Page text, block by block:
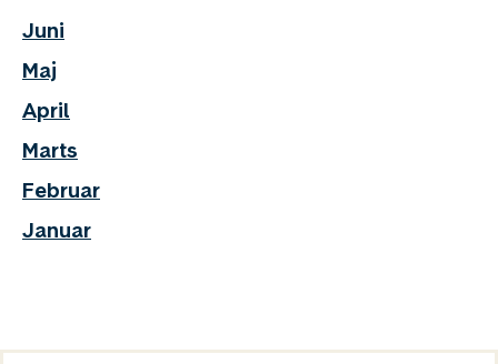
Juni
Maj
April
Marts
Februar
Januar